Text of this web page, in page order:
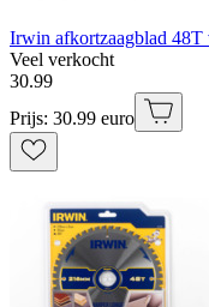
Irwin afkortzaagblad
Veel verkocht
30.99
Prijs: 30.99 euro